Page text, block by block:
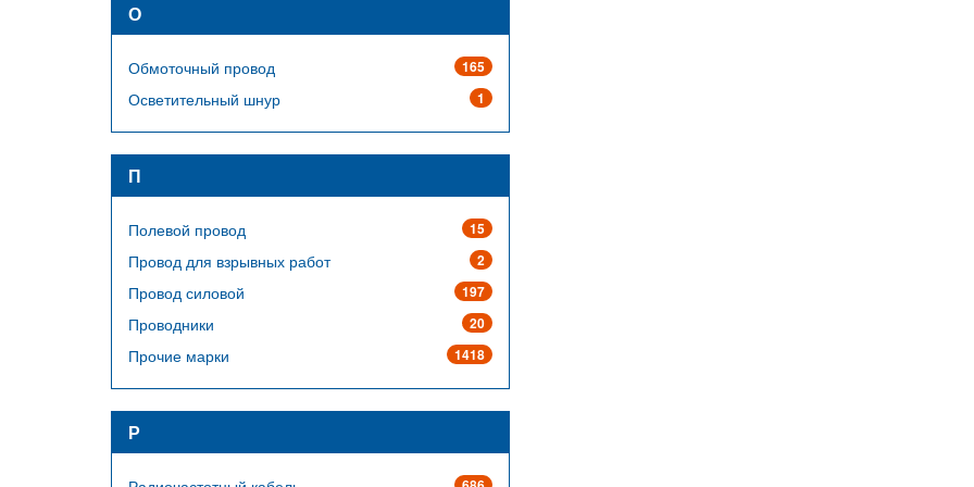
О
165
Обмоточный провод
1
Осветительный шнур
П
15
Полевой провод
2
Провод для взрывных работ
197
Провод силовой
20
Проводники
1418
Прочие марки
Р